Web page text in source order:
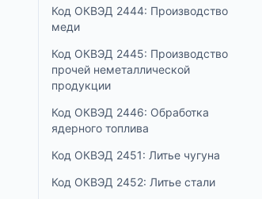
Код ОКВЭД 2444: Производство
меди
Код ОКВЭД 2445: Производство
прочей неметаллической
продукции
Код ОКВЭД 2446: Обработка
ядерного топлива
Код ОКВЭД 2451: Литье чугуна
Код ОКВЭД 2452: Литье стали